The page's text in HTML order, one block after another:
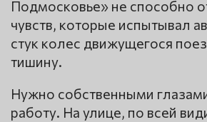
Подмосковье» не способно
чувств, которые испытывал
стук колес движущегося
тишину.
Нужно собственными
работу. На улице, по всей